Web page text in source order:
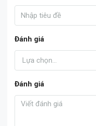
Đánh giá
Lựa chọn...
Đánh giá